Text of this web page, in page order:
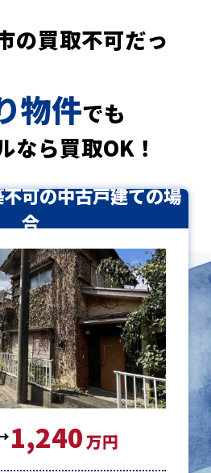
の買取不可だっ
物件でも
なら買取OK！
1,240
可の中古戸建ての場
合
1,240万円
1,240